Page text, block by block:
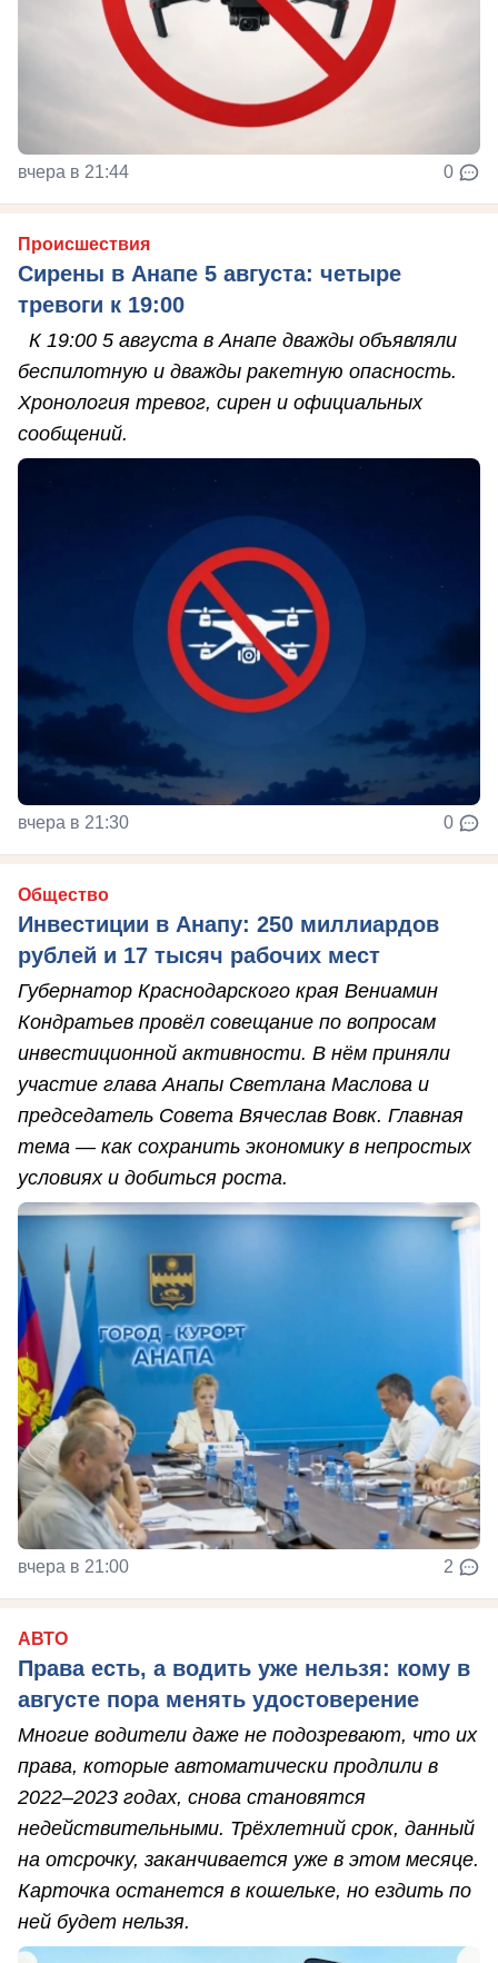
вчера в 21:44 0
Происшествия
Сирены в Анапе 5 августа: четыре
тревоги к 19:00
К 19:00 5 августа в Анапе дважды объявляли
беспилотную и дважды ракетную опасность.
Хронология тревог, сирен и официальных
сообщений.
вчера в 21:30 0
Общество
Инвестиции в Анапу: 250 миллиардов
рублей и 17 тысяч рабочих мест
Губернатор Краснодарского края Вениамин
Кондратьев провёл совещание по вопросам
инвестиционной активности. В нём приняли
участие глава Анапы Светлана Маслова и
председатель Совета Вячеслав Вовк. Главная
тема — как сохранить экономику в непростых
условиях и добиться роста.
вчера в 21:00 2
АВТО
Права есть, а водить уже нельзя: кому в
августе пора менять удостоверение
Многие водители даже не подозревают, что их
права, которые автоматически продлили в
2022–2023 годах, снова становятся
недействительными. Трёхлетний срок, данный
на отсрочку, заканчивается уже в этом месяце.
Карточка останется в кошельке, но ездить по
ней будет нельзя.